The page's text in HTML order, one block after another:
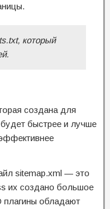
который
создана для
быстрее и лучше
sitemap.xml — это
их создано большое
плагины обладают